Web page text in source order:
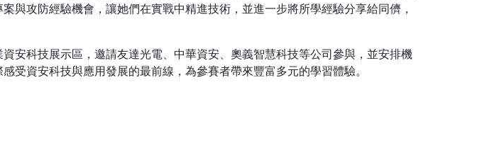
與攻防經驗機會，讓她們在實戰中精進技術，並進一步將所學經驗分享給同儕，
安科技展示區，邀請友達光電、中華資安、奧義智慧科技等公司參與，並安排機
受資安科技與應用發展的最前線，為參賽者帶來豐富多元的學習體驗。